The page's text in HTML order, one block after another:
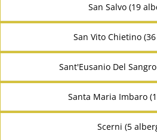
San Salvo (19
San Vito Chietino
Sant'Eusanio Del
Santa Maria Imbaro
Scerni (5